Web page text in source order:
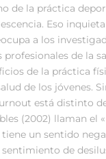
de la práctica
Eso
a los
profesionales de la
de la práctica
de los jóvenes.
está distinto
(2002) llaman el
un sentido
de